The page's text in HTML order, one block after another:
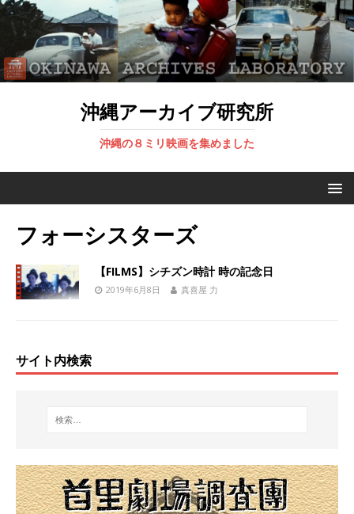
沖縄アーカイブ研究所
沖縄の８ミリ映画を集めました
フォーシスターズ
【FILMS】シチズン時計 時の記念日
2019年6月8日 真喜屋 力
サイト内検索